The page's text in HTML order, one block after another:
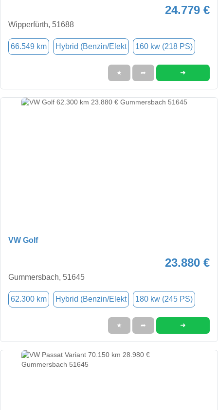
24.779 €
Wipperfürth, 51688
66.549 km Hybrid (Benzin/Elekt 160 kw (218 PS)
★ ➦ ➜
VW Golf
23.880 €
Gummersbach, 51645
62.300 km Hybrid (Benzin/Elekt 180 kw (245 PS)
★ ➦ ➜